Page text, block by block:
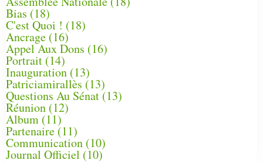
Bias (18)
C'est Quoi ! (18)
Ancrage (16)
Appel Aux Dons (16)
Portrait (14)
Inauguration (13)
Patriciamirallès (13)
Questions Au Sénat(13)
Réunion (12)
Album (11)
Partenaire(11)
Communication (10)
Journal Officiel (10)